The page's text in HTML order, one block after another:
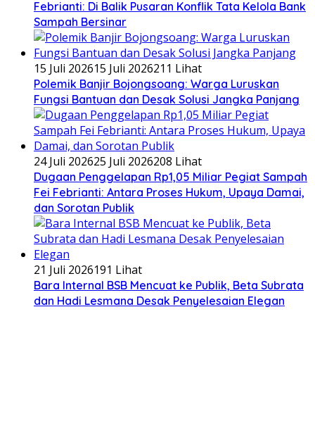
Febrianti: Di Balik Pusaran Konflik Tata Kelola Bank
Sampah Bersinar
15 Juli 202615 Juli 2026211 Lihat
Polemik Banjir Bojongsoang: Warga Luruskan
Fungsi Bantuan dan Desak Solusi Jangka Panjang
24 Juli 202625 Juli 2026208 Lihat
Dugaan Penggelapan Rp1,05 Miliar Pegiat Sampah
Fei Febrianti: Antara Proses Hukum, Upaya Damai,
dan Sorotan Publik
21 Juli 2026191 Lihat
Bara Internal BSB Mencuat ke Publik, Beta Subrata
dan Hadi Lesmana Desak Penyelesaian Elegan